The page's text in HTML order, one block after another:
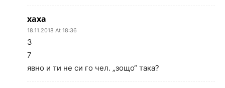
хаха
18.11.2018 At 18:36
3
7
явно и ти не си го чел. „зощо“ така?